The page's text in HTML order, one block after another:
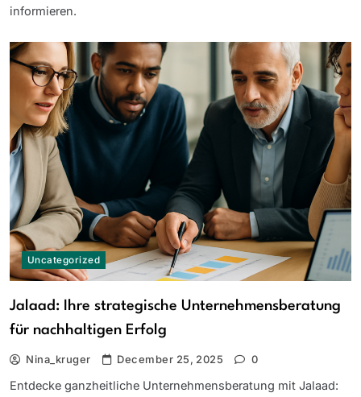
informieren.
Uncategorized
Jalaad: Ihre strategische Unternehmensberatung
für nachhaltigen Erfolg
Nina_kruger December 25, 2025 0
Entdecke ganzheitliche Unternehmensberatung mit Jalaad: